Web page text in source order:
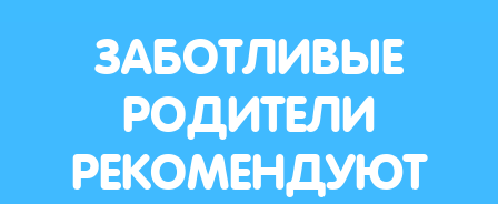
ЗАБОТЛИВЫЕ
РОДИТЕЛИ
РЕКОМЕНДУЮТ